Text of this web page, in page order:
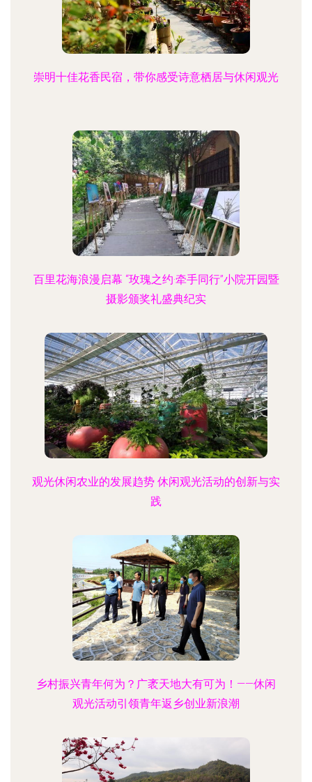
崇明十佳花香民宿，带你感受诗意栖居与休闲观光
百里花海浪漫启幕 “玫瑰之约·牵手同行”小院开园暨
摄影颁奖礼盛典纪实
观光休闲农业的发展趋势 休闲观光活动的创新与实
践
乡村振兴青年何为？广袤天地大有可为！——休闲
观光活动引领青年返乡创业新浪潮